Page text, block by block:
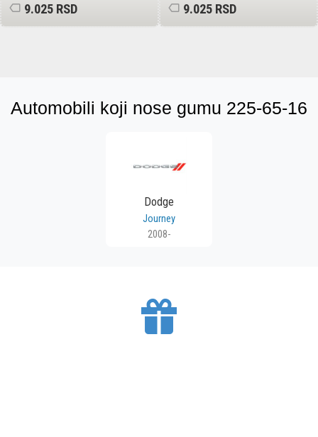
9.025 RSD 9.025 RSD
Automobili koji nose gumu 225-65-16
Dodge
Journey
2008-